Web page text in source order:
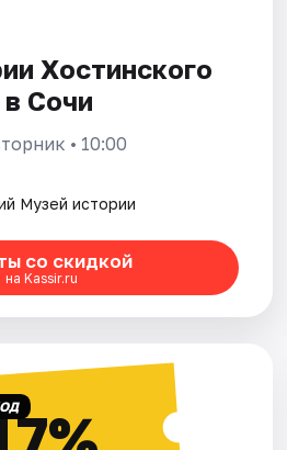
Хостинского
Сочи
• 10:00
Музей истории
со скидкой
на Kassir.ru